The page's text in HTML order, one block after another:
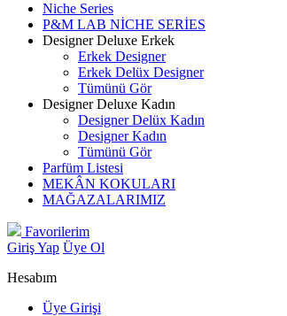
Niche Series
P&M LAB NİCHE SERİES
Designer Deluxe Erkek
Erkek Designer
Erkek Delüx Designer
Tümünü Gör
Designer Deluxe Kadın
Designer Delüx Kadın
Designer Kadın
Tümünü Gör
Parfüm Listesi
MEKÂN KOKULARI
MAĞAZALARIMIZ
Favorilerim
Giriş Yap Üye Ol
Hesabım
Üye Girişi